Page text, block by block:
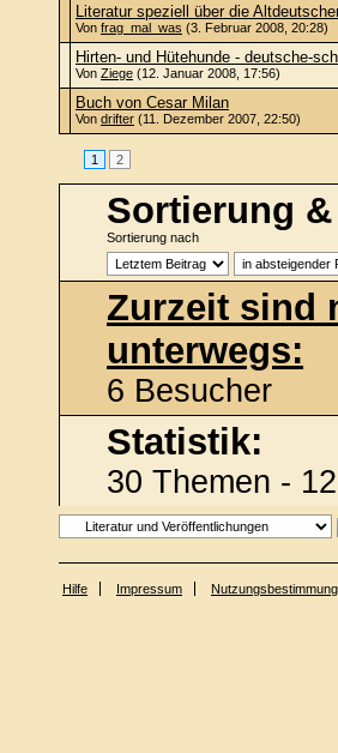
Literatur speziell über die
Von frag_mal_was (3. Februar 2008, 20:28)
Hirten- und Hütehunde - deutsche-
Von Ziege (12. Januar 2008, 17:56)
Buch von Cesar Milan
Von drifter (11. Dezember 2007, 22:50)
1 2
Sortierung
Sortierung nach
Zurzeit sind
unterwegs:
6 Besucher
Statistik:
30 Themen -
Hilfe Impressum